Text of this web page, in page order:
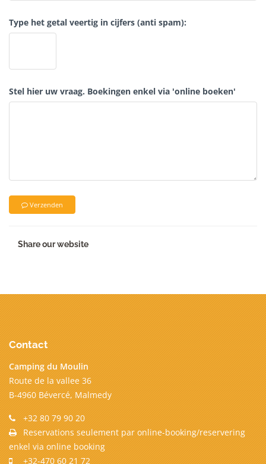
Type het getal veertig in cijfers (anti spam):
Stel hier uw vraag. Boekingen enkel via 'online boeken'
Verzenden
Share our website
Contact
Camping du Moulin
Route de la vallee 36
B-4960 Bévercé, Malmedy
+32 80 79 90 20
Reservations seulement par online-booking/reservering
enkel via online booking
+32-470 60 21 72